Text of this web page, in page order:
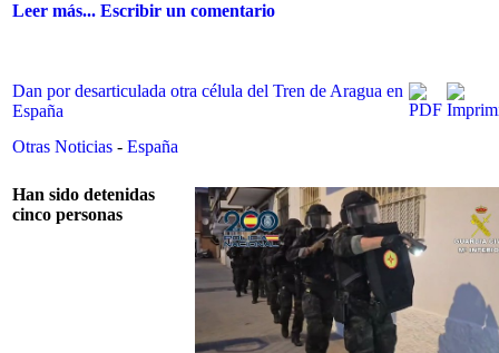
Leer más... Escribir un comentario
Dan por desarticulada otra célula del Tren de Aragua en
España
Otras Noticias - España
Han sido detenidas
cinco personas